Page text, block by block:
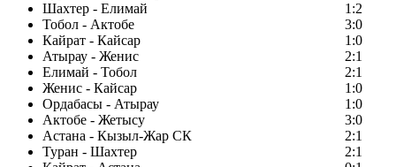
Шахтер - Елимай
1:2
Тобол - Актобе
3:0
Кайрат - Кайсар
1:0
Атырау - Женис
2:1
Елимай - Тобол
2:1
Женис - Кайсар
1:0
Ордабасы - Атырау
1:0
Актобе - Жетысу
3:0
Астана - Кызыл-Жар СК
2:1
Туран - Шахтер
2:1